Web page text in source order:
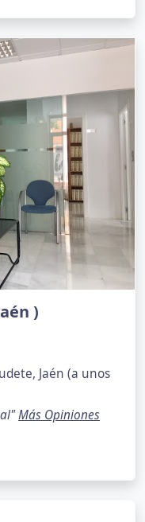
)
Jaén (a unos
Más Opiniones